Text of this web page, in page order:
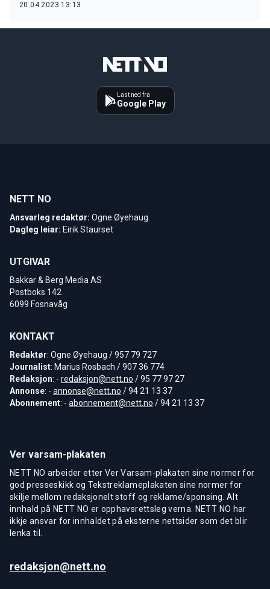
20.04.2023 13:13
Last ned fra
Google Play
NETT NO
Ansvarleg redaktør: Ogne Øyehaug
Dagleg leiar: Eirik Staurset
UTGIVAR
Bakkar & Berg Media AS
Postboks 142
6099 Fosnavåg
KONTAKT
Redaktør: Ogne Øyehaug / 957 79 727
Journalist: Marius Rosbach / 907 36 774
Redaksjon: - redaksjon@nett.no / 95 77 97 27
Annonse: - annonse@nett.no / 94 21 13 37
Abonnement: - abonnement@nett.no / 94 21 13 37
Ver varsam-plakaten
NETT NO arbeider etter Ver Varsam-plakaten sine normer for
god presseskikk og Tekstreklameplakaten sine normer for
skilje mellom redaksjonelt stoff og reklame/sponsing. Alt
innhald på NETT NO er opphavsrettsleg verna. NETT NO har
ikkje ansvar for innhaldet på eksterne nettsider som det blir
lenka til.
redaksjon@nett.no